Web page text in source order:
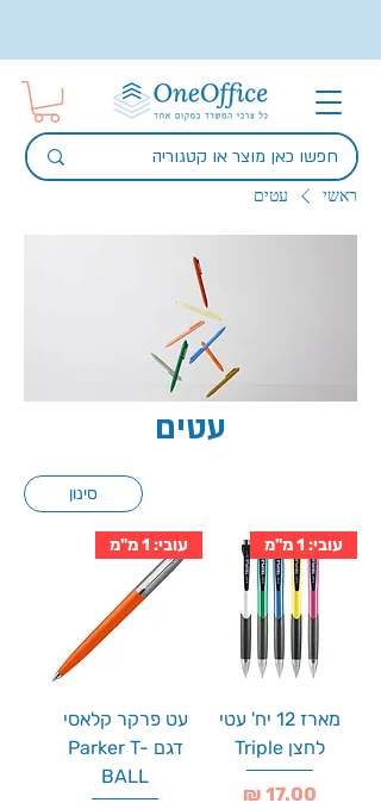
ראשי עטים
עטים
סינון
עובי: 1 מ''מ
מארז 12 יח' עטי
לחצן Triple
מחיר
עובי: 1 מ''מ
עט פרקר קלאסי
דגם Parker T-
BALL